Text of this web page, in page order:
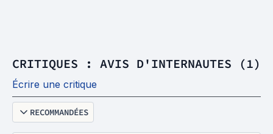
CRITIQUES : AVIS D'INTERNAUTES (1)
Écrire une critique
RECOMMANDÉES